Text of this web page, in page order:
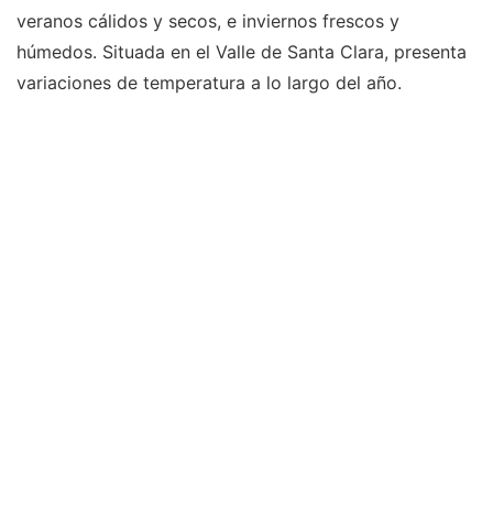
veranos cálidos y secos, e inviernos frescos y
húmedos. Situada en el Valle de Santa Clara, presenta
variaciones de temperatura a lo largo del año.